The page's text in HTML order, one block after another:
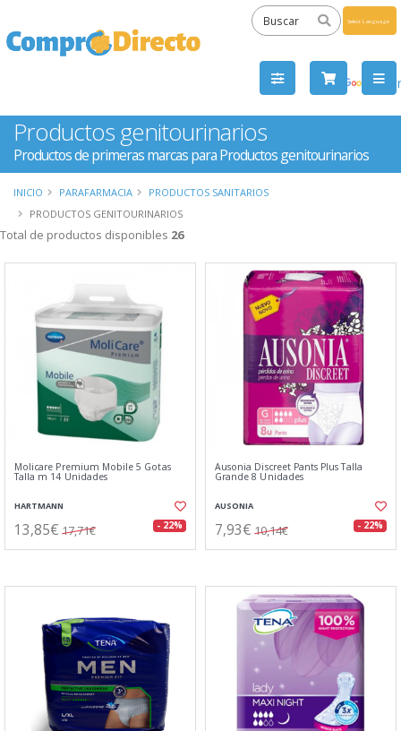
by
Productos genitourinarios
Productos de primeras marcas para Productos genitourinarios
INICIO PARAFARMACIA
PRODUCTOS SANITARIOS
PRODUCTOS GENITOURINARIOS
Total de productos disponibles 26
Molicare Premium Mobile 5 Gotas
Talla m 14 Unidades
HARTMANN
13,85€ 17,71€ - 22%
Ausonia Discreet Pants Plus Talla
Grande 8 Unidades
AUSONIA
7,93€ 10,14€ - 22%